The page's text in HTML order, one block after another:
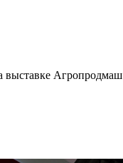
выставке Агропродмаш